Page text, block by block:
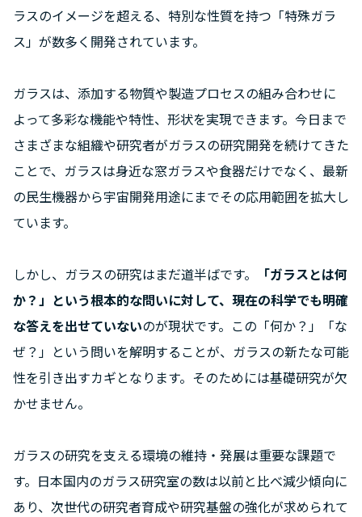
ラスのイメージを超える、特別な性質を持つ「特殊ガラ
ス」が数多く開発されています。
ガラスは、添加する物質や製造プロセスの組み合わせに
よって多彩な機能や特性、形状を実現できます。今日まで
さまざまな組織や研究者がガラスの研究開発を続けてきた
ことで、ガラスは身近な窓ガラスや食器だけでなく、最新
の民生機器から宇宙開発用途にまでその応用範囲を拡大し
ています。
しかし、ガラスの研究はまだ道半ばです。
「ガラスとは何
か？」という根本的な問いに対して、現在の科学でも明確
な答えを出せていないのが現状です。この「何か？」「な
ぜ？」という問いを解明することが、ガラスの新たな可能
性を引き出すカギとなります。そのためには基礎研究が欠
かせません。
ガラスの研究を支える環境の維持・発展は重要な課題で
す。日本国内のガラス研究室の数は以前と比べ減少傾向に
あり、次世代の研究者育成や研究基盤の強化が求められて